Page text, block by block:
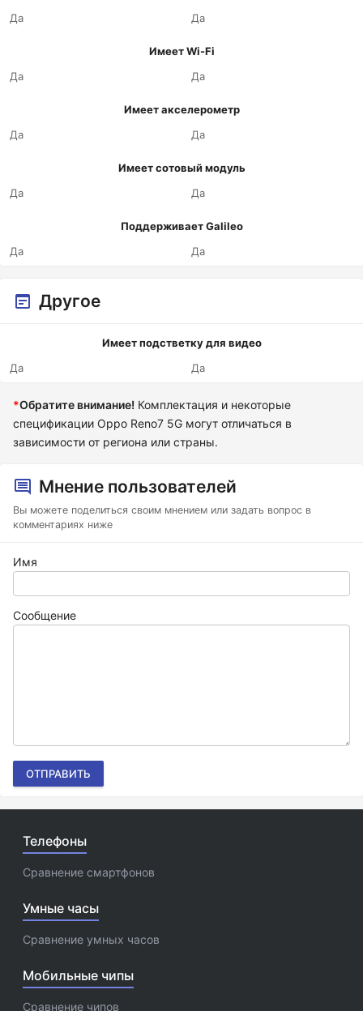
Да
Да
Имеет Wi-Fi
Да
Да
Имеет акселерометр
Да
Да
Имеет сотовый модуль
Да
Да
Поддерживает Galileo
Да
Да
Другое
Имеет подстветку для видео
Да
Да
*Обратите внимание! Комплектация и некоторые
спецификации Oppo Reno7 5G могут отличаться в
зависимости от региона или страны.
Мнение пользователей
Вы можете поделиться своим мнением или задать вопрос в
комментариях ниже
Имя
Сообщение
ОТПРАВИТЬ
Телефоны
Сравнение смартфонов
Умные часы
Сравнение умных часов
Мобильные чипы
Сравнение чипов